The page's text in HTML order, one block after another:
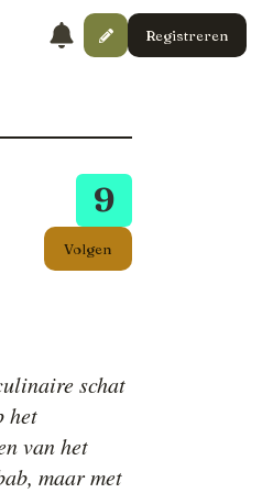
Registreren
9
Volgen
schat
het
van het
maar met